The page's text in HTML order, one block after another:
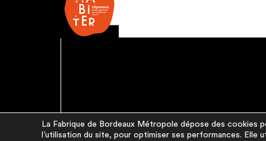
La Fabrique de Bordeaux Métropole dépose des cookies
l’utilisation du site, pour optimiser ses performances.